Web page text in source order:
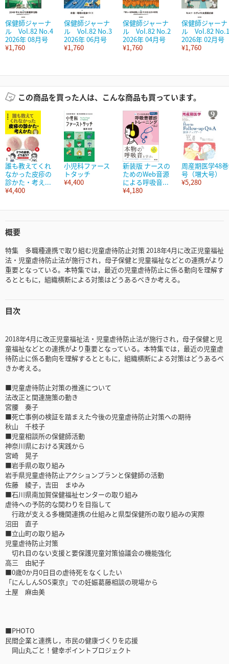
保健師ジャーナ
ル Vol.82 No.4
2026年 08月号
¥1,760
保健師ジャーナ
ル Vol.82 No.3
2026年 06月号
¥1,760
保健師ジャーナ
ル Vol.82 No.2
2026年 04月号
¥1,760
保健師ジャーナ
ル Vol.82 No.1
2026年 02月号
¥1,760
この商品を買った人は、こんな商品も買っています。
誰も教えてくれ
なかった皮疹の
診かた・考え...
¥4,400
小児科ファース
トタッチ
¥4,400
新装版 ナースの
ためのWeb音源
による呼吸音...
¥4,180
周産期医学48
号（増大号）
¥5,280
概要
特集 多職種連携で取り組む児童虐待防止対策 2018年4月に改正児童福祉
法・児童虐待防止法が施行され，母子保健と児童福祉などとの連携がより
重要となっている。本特集では，最近の児童虐待防止に係る動向を理解す
るとともに，組織横断による対策はどうあるべきか考える。
目次
2018年4月に改正児童福祉法・児童虐待防止法が施行され，母子保健と児
童福祉などとの連携がより重要となっている。本特集では，最近の児童虐
待防止に係る動向を理解するとともに，組織横断による対策はどうあるべ
きか考える。
■児童虐待防止対策の推進について
法改正と関連施策の動き
宮腰 奏子
■死亡事例の検証を踏まえた今後の児童虐待防止対策への期待
秋山 千枝子
■児童相談所の保健師活動
神奈川県における実践から
宮崎 晃子
■岩手県の取り組み
岩手県児童虐待防止アクションプランと保健師の活動
佐藤 綾子，吉田 まゆみ
■石川県南加賀保健福祉センターの取り組み
虐待への予防的な関わりを目指して
行政が支える多機関連携の仕組みと県型保健所の取り組みの実際
沼田 直子
■立山町の取り組み
児童虐待防止対策
切れ目のない支援と要保護児童対策協議会の機能強化
高三 由紀子
■0歳0か月0日目の虐待死をなくしたい
「にんしんSOS東京」での妊娠葛藤相談の現場から
土屋 麻由美
■PHOTO
民間企業と連携し，市民の健康づくりを応援
岡山丸ごと！健幸ポイントプロジェクト